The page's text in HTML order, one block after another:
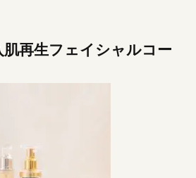
肌再生フェイシャルコー